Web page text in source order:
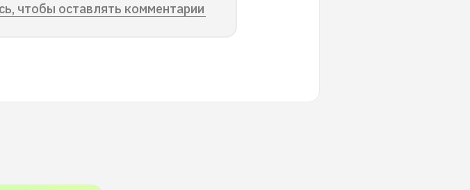
чтобы оставлять комментарии